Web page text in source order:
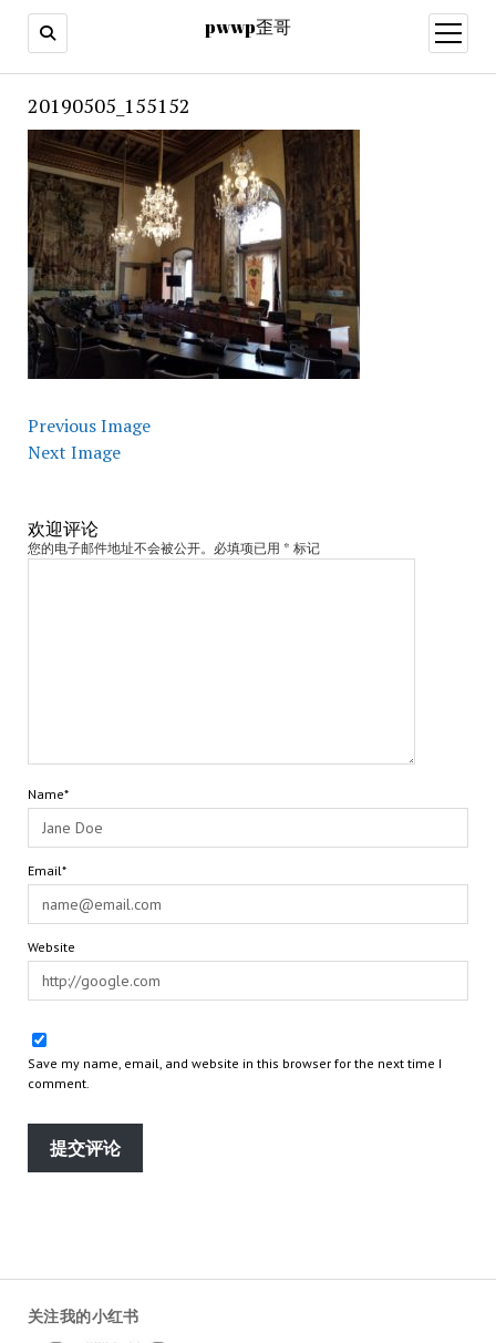
pwwp歪哥
open
menu
20190505_155152
Previous Image
Next Image
欢迎评论
您的电子邮件地址不会被公开。必填项已用 * 标记
Name*
Email*
Website
Save my name, email, and website in this browser for the next time I
comment.
关注我的小红书